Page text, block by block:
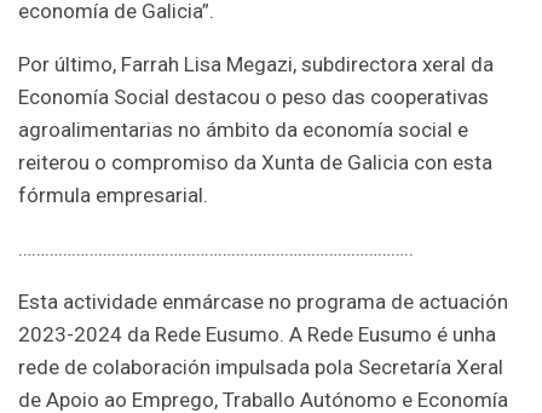
economía de Galicia”.
Por último, Farrah Lisa Megazi, subdirectora xeral da
Economía Social destacou o peso das cooperativas
agroalimentarias no ámbito da economía social e
reiterou o compromiso da Xunta de Galicia con esta
fórmula empresarial.
……………………………………………………………………………..
Esta actividade enmárcase no programa de actuación
2023-2024 da Rede Eusumo. A Rede Eusumo é unha
rede de colaboración impulsada pola Secretaría Xeral
de Apoio ao Emprego, Traballo Autónomo e Economía